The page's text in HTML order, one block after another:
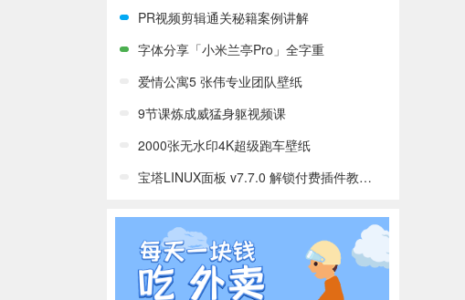
PR视频剪辑通关秘籍案例讲解
字体分享「小米兰亭Pro」全字重
爱情公寓5 张伟专业团队壁纸
9节课炼成威猛身躯视频课
2000张无水印4K超级跑车壁纸
宝塔LINUX面板 v7.7.0 解锁付费插件教程分享